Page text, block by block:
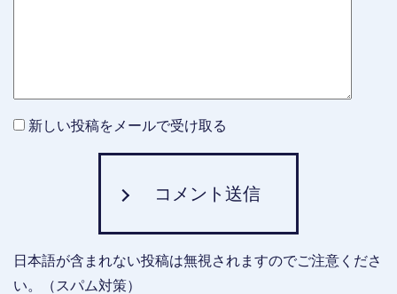
新しい投稿をメールで受け取る
コメント送信
日本語が含まれない投稿は無視されますのでご注意くださ
い。（スパム対策）